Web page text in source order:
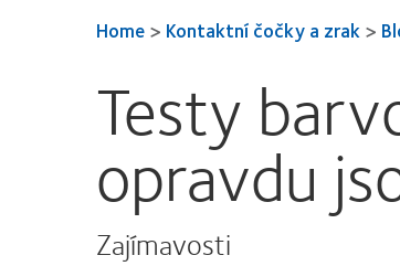
Home> Kontaktní čočky a zrak>
Testy
opravdu
Zajímavosti